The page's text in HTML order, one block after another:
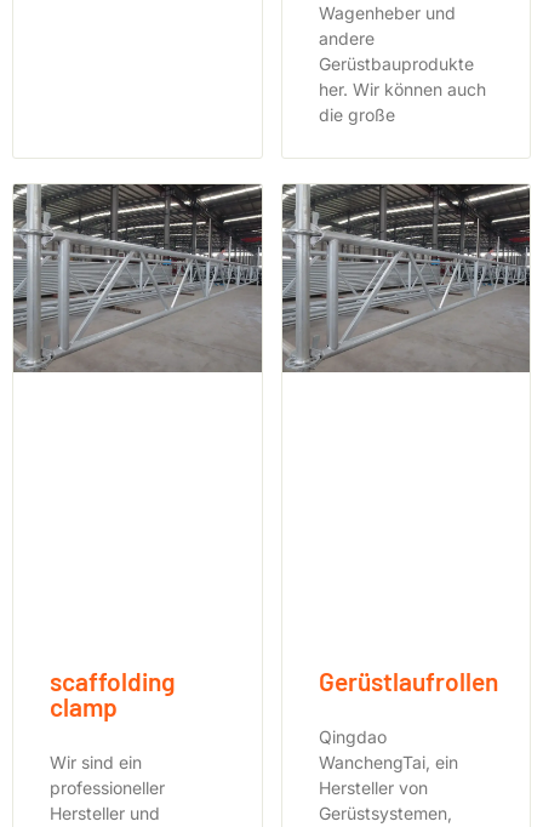
Wagenheber und
andere
Gerüstbauprodukte
her. Wir können auch
die große
scaffolding
clamp
Wir sind ein
professioneller
Hersteller und
Gerüstlaufrollen
Qingdao
WanchengTai, ein
Hersteller von
Gerüstsystemen,